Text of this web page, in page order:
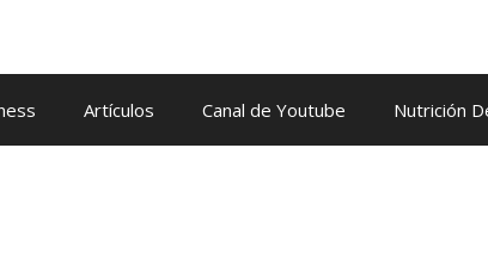
Artículos Canal de Youtube Nutrición